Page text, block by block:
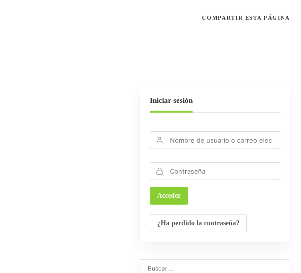
COMPARTIR ESTA PÁGINA
Iniciar sesión
¿Ha perdido la contraseña?